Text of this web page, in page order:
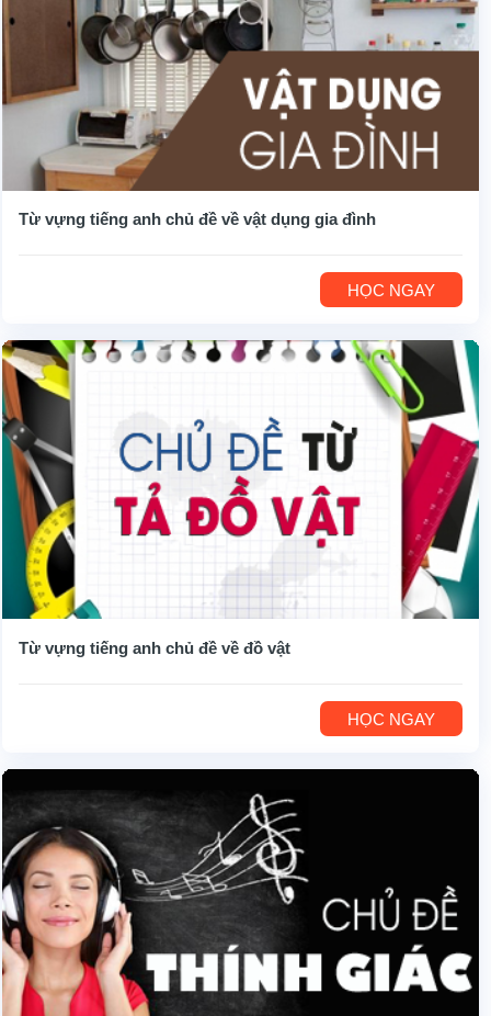
Từ vựng tiếng anh chủ đề về vật dụng gia đình
HỌC NGAY
Từ vựng tiếng anh chủ đề về đồ vật
HỌC NGAY